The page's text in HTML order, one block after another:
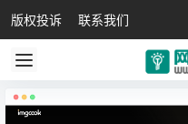
版权投诉 联系我们